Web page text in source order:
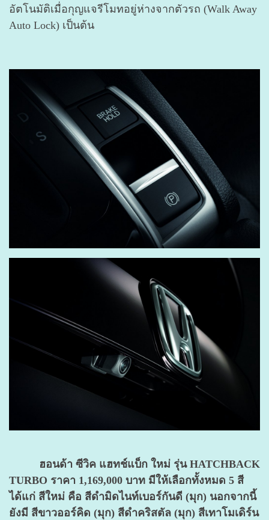
อัตโนมัติเมื่อกุญแจรีโมทอยู่ห่างจากตัวรถ (Walk Away
Auto Lock) เป็นต้น
ฮอนด้า ซีวิค แฮทช์แบ็ก ใหม่ รุ่น HATCHBACK
TURBO ราคา 1,169,000 บาท มีให้เลือกทั้งหมด 5 สี
ได้แก่ สีใหม่ คือ สีดำมิดไนท์เบอร์กันดี (มุก) นอกจากนี้
ยังมี สีขาวออร์คิด (มุก) สีดำคริสตัล (มุก) สีเทาโมเดิร์น